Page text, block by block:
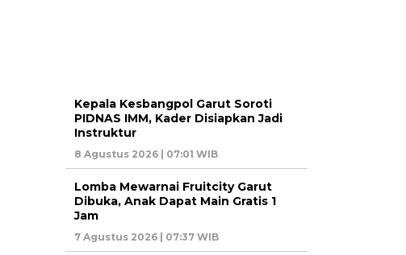
Kepala Kesbangpol Garut Soroti
PIDNAS IMM, Kader Disiapkan Jadi
Instruktur
8 Agustus 2026 | 07:01 WIB
Lomba Mewarnai Fruitcity Garut
Dibuka, Anak Dapat Main Gratis 1
Jam
7 Agustus 2026 | 07:37 WIB